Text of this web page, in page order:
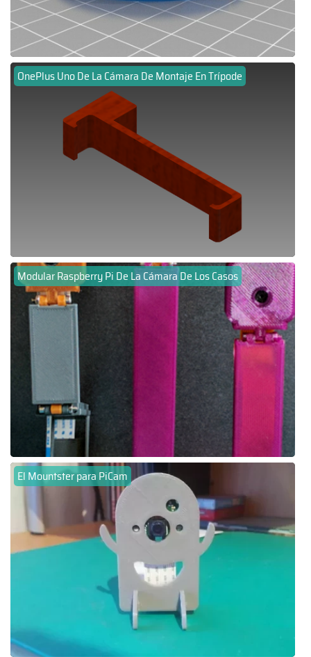
OnePlus Uno De La Cámara De Montaje En Trípode
Modular Raspberry Pi De La Cámara De Los Casos
El Mountster para PiCam